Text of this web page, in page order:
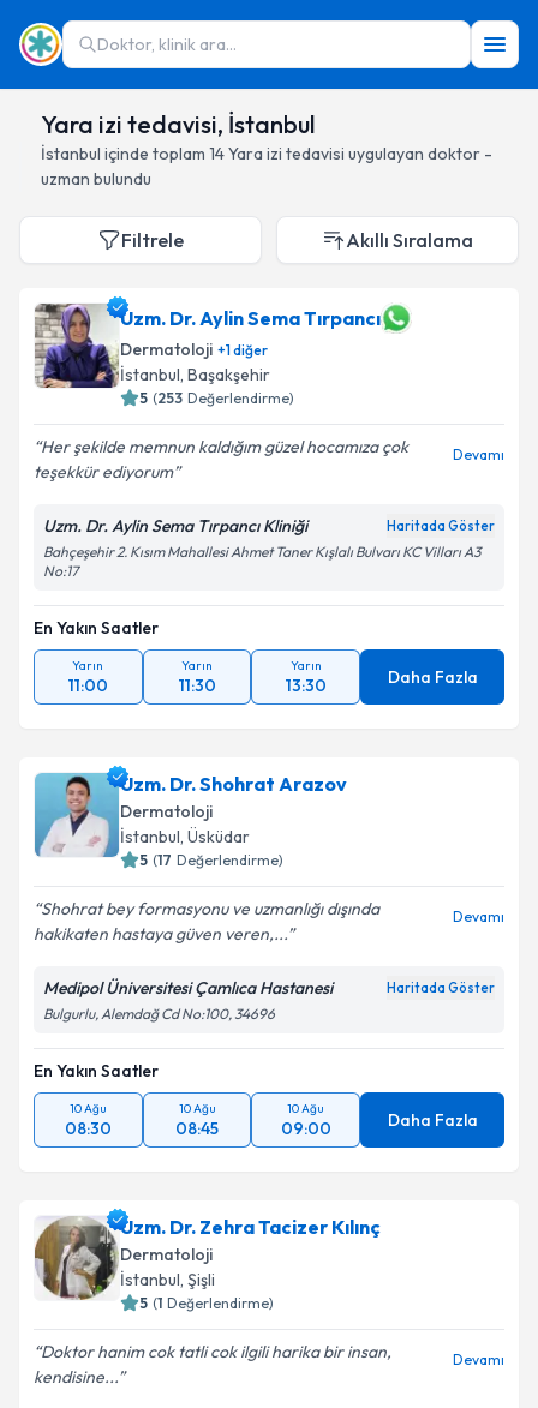
Doktor, klinik ara...
Yara izi tedavisi, İstanbul
İstanbul içinde toplam 14Yara izi tedavisi uygulayan doktor -
uzman bulundu
Filtrele Akıllı Sıralama
Uzm. Dr. Aylin Sema Tırpancı
Dermatoloji +1diğer
İstanbul, Başakşehir
5 (253 Değerlendirme)
Her şekilde memnun kaldığım güzel hocamıza çok
teşekkür ediyorum
Devamı
Uzm. Dr. Aylin Sema Tırpancı Kliniği Haritada Göster
Bahçeşehir 2. Kısım Mahallesi Ahmet Taner Kışlalı Bulvarı KC Vilları A3
No:17
En Yakın Saatler
Yarın
11:00
Yarın
11:30
Yarın
13:30 Daha Fazla
Uzm. Dr. Shohrat Arazov
Dermatoloji
İstanbul, Üsküdar
5 (17 Değerlendirme)
Shohrat bey formasyonu ve uzmanlığı dışında
hakikaten hastaya güven veren,...
Devamı
Medipol Üniversitesi Çamlıca Hastanesi Haritada Göster
Bulgurlu, Alemdağ Cd No:100, 34696
En Yakın Saatler
10 Ağu
08:30
10 Ağu
08:45
10 Ağu
09:00 Daha Fazla
Uzm. Dr. Zehra Tacizer Kılınç
Dermatoloji
İstanbul, Şişli
5 (1 Değerlendirme)
Doktor hanim cok tatli cok ilgili harika bir insan,
kendisine...
Devamı